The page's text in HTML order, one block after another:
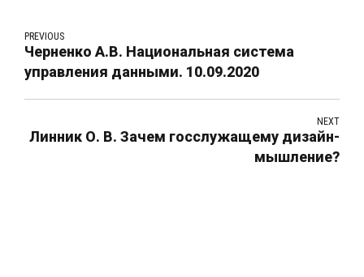
PREVIOUS
Черненко А.В. Национальная система
управления данными. 10.09.2020
NEXT
Линник О. В. Зачем госслужащему дизайн-
мышление?